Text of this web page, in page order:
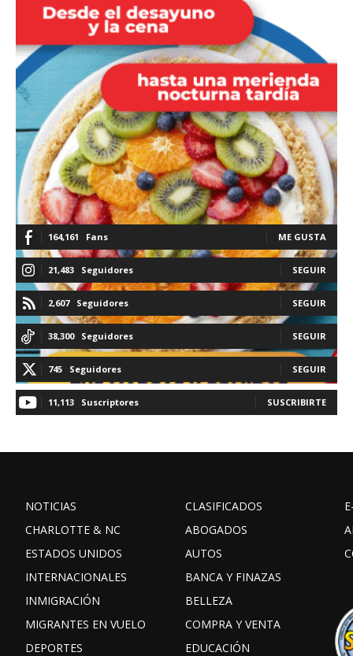
164,161 Fans ME GUSTA
21,483 Seguidores SEGUIR
2,607 Seguidores SEGUIR
38,300 Seguidores SEGUIR
745 Seguidores SEGUIR
11,113 Suscriptores SUSCRIBIRTE
NOTICIAS
CHARLOTTE & NC
ESTADOS UNIDOS
INTERNACIONALES
INMIGRACIÓN
MIGRANTES EN VUELO
DEPORTES
CLASIFICADOS
ABOGADOS
AUTOS
BANCA Y FINAZAS
BELLEZA
COMPRA Y VENTA
EDUCACIÓN